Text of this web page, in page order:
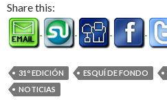
Share this:
31º EDICIÓN ESQUÍ DE FONDO
NOTICIAS